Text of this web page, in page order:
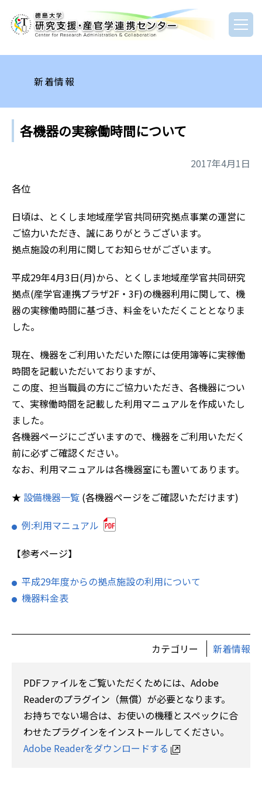
新着情報
各機器の実稼働時間について
2017年4月1日
各位
日頃は、とくしま地域産学官共同研究拠点事業の運営に
ご協力いただき、誠にありがとうございます。
拠点施設の利用に関してお知らせがございます。
平成29年4月3日(月)から、とくしま地域産学官共同研究
拠点(産学官連携プラザ2F・3F)の機器利用に関して、機
器の実稼働時間に基づき、料金をいただくこととなりま
した。
現在、機器をご利用いただいた際には使用簿等に実稼働
時間を記載いただいておりますが、
この度、担当職員の方にご協力いただき、各機器につい
て、実稼働時間を記載した利用マニュアルを作成いたし
ました。
各機器ページにございますので、機器をご利用いただく
前に必ずご確認ください。
なお、利用マニュアルは各機器室にも置いてあります。
★ 設備機器一覧 (各機器ページをご確認いただけます)
例:利用マニュアル
【参考ページ】
平成29年度からの拠点施設の利用について
機器料金表
カテゴリー 新着情報
PDFファイルをご覧いただくためには、Adobe
Readerのプラグイン（無償）が必要となります。
お持ちでない場合は、お使いの機種とスペックに合
わせたプラグインをインストールしてください。
Adobe Readerをダウンロードする